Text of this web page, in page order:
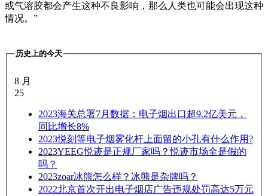
或气溶胶都会产生这种不良影响，那么人类也可能会出现这种
情况。”
历史上的今天
8 月
25
2023海关总署7月数据：电子烟出口超9.2亿美元，
同比增长8%
2023悦刻等电子烟雾化杆上面留的小孔有什么作用?
2023YEEG悦迹是正规厂家吗？悦迹市场全是假的
吗？
2023zoar冰熊怎么样？冰熊是杂牌吗？
2022北京首次开出电子烟店广告违规处罚高达5万元